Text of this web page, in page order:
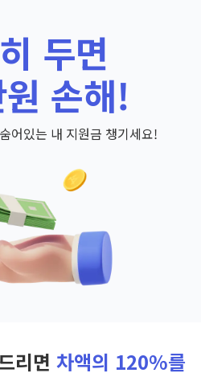
두면
손해!
어있는 내 지원금 챙기세요!
리면 차액의 120%를